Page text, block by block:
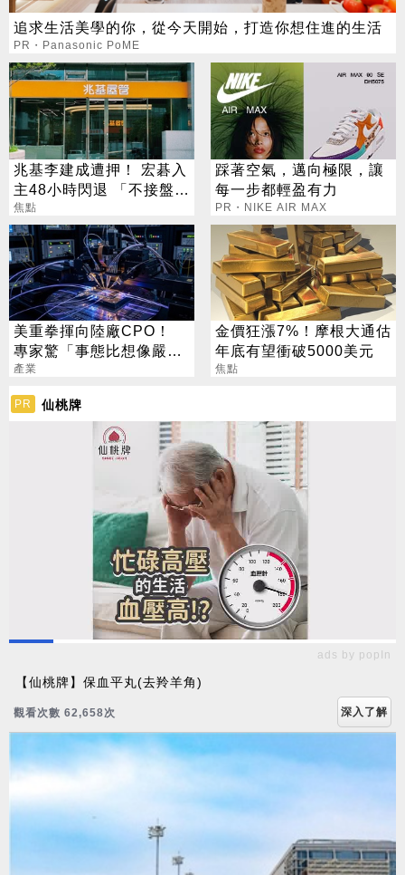
追求生活美學的你，從今天開始，打造你想住進的生活
PR・Panasonic PoME
兆基李建成遭押！ 宏碁入
主48小時閃退 「不接盤」
原因曝光
焦點
踩著空氣，邁向極限，讓
每一步都輕盈有力
PR・NIKE AIR MAX
美重拳揮向陸廠CPO！
專家驚「事態比想像嚴
重」 台廠受惠梯隊一次看
產業
金價狂漲7%！摩根大通估
年底有望衝破5000美元
焦點
PR 仙桃牌
ads by popIn
【仙桃牌】保血平丸(去羚羊角)
觀看次數 62,660次 深入了解